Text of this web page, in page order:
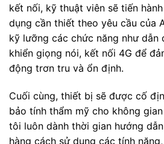
kết nối, kỹ thuật viên sẽ tiến
dụng cần thiết theo yêu cầu của
kỹ lưỡng các chức năng như dẫn
khiển giọng nói, kết nối 4G để
động trơn tru và ổn định.
Cuối cùng, thiết bị sẽ được cố
bảo tính thẩm mỹ cho không
tôi luôn dành thời gian hướng
hàng cách sử dụng các tính